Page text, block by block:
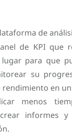
de
de KPI que
para que
su
en
menos
informes